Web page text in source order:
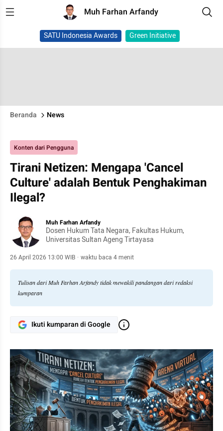
Muh Farhan Arfandy
SATU Indonesia Awards Green Initiative
Beranda News
Konten dari Pengguna
Tirani Netizen: Mengapa 'Cancel
Culture' adalah Bentuk Penghakiman
Ilegal?
Muh Farhan Arfandy
Dosen Hukum Tata Negara, Fakultas Hukum,
Universitas Sultan Ageng Tirtayasa
26 April 2026 13:00 WIB · waktu baca 4 menit
Tulisan dari Muh Farhan Arfandy tidak mewakili pandangan dari redaksi
kumparan
Ikuti kumparan di Google